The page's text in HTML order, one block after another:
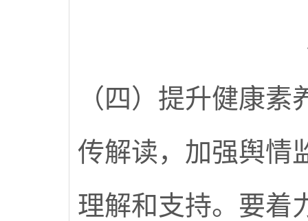
（四）提升健康
传解读，加强舆情
理解和支持。要着